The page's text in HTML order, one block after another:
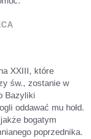
XXIII, które
św., zostanie w
Bazyliki
oddawać mu hołd.
bogatym
poprzednika.